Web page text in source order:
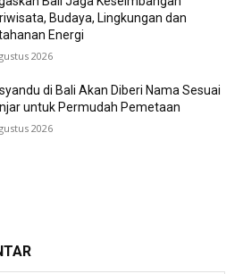
Budaya, Lingkungan dan
Energi
2026
di Bali Akan Diberi Nama Sesuai
untuk Permudah Pemetaan
2026